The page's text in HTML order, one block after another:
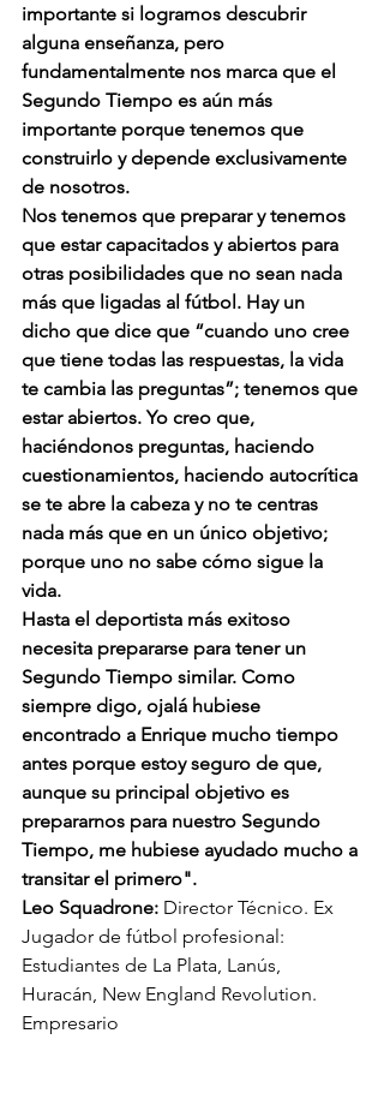
importante si logramos descubrir
alguna enseñanza, pero
fundamentalmente nos marca que el
Segundo Tiempo es aún más
importante porque tenemos que
construirlo y depende exclusivamente
de nosotros.
Nos tenemos que preparar y tenemos
que estar capacitados y abiertos para
otras posibilidades que no sean nada
más que ligadas al fútbol. Hay un
dicho que dice que “cuando uno cree
que tiene todas las respuestas, la vida
te cambia las preguntas”; tenemos que
estar abiertos. Yo creo que,
haciéndonos preguntas, haciendo
cuestionamientos, haciendo autocrítica
se te abre la cabeza y no te centras
nada más que en un único objetivo;
porque uno no sabe cómo sigue la
vida.
Hasta el deportista más exitoso
necesita prepararse para tener un
Segundo Tiempo similar. Como
siempre digo, ojalá hubiese
encontrado a Enrique mucho tiempo
antes porque estoy seguro de que,
aunque su principal objetivo es
prepararnos para nuestro Segundo
Tiempo, me hubiese ayudado mucho a
transitar el primero".
Leo Squadrone: Director Técnico. Ex
Jugador de fútbol profesional:
Estudiantes de La Plata, Lanús,
Huracán, New England Revolution.
Empresario